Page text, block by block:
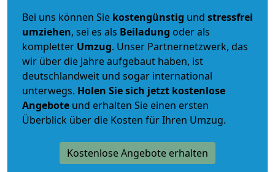
Bei uns können Sie kostengünstig und stressfrei
umziehen, sei es als Beiladung oder als
kompletter Umzug. Unser Partnernetzwerk, das
wir über die Jahre aufgebaut haben, ist
deutschlandweit und sogar international
unterwegs. Holen Sie sich jetzt kostenlose
Angebote und erhalten Sie einen ersten
Überblick über die Kosten für Ihren Umzug.
Kostenlose Angebote erhalten